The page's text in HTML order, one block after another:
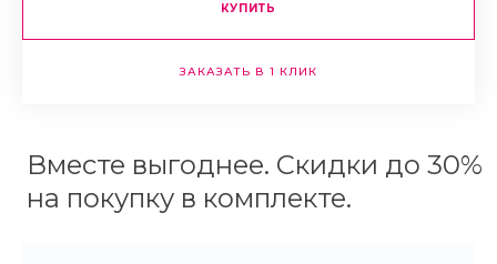
КУПИТЬ
ЗАКАЗАТЬ В 1 КЛИК
Вместе выгоднее. Скидки до 30%
на покупку в комплекте.